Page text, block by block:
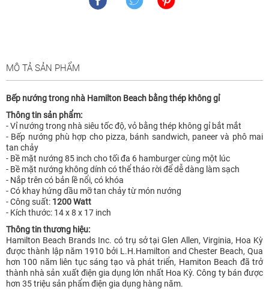
MÔ TẢ SẢN PHẨM
Bếp nướng trong nhà Hamilton Beach bằng thép không gỉ
Thông tin sản phẩm:
- Vỉ nướng trong nhà siêu tốc độ, vỏ bằng thép không gỉ bắt mắt
- Bếp nướng phù hợp cho pizza, bánh sandwich, paneer và phô mai
tan chảy
- Bề mặt nướng 85 inch cho tối đa 6 hamburger cùng một lúc
- Bề mặt nướng không dính có thể tháo rời để dễ dàng làm sạch
- Nắp trên có bản lề nổi, có khóa
- Có khay hứng dầu mỡ tan chảy từ món nướng
- Công suất: 1200 Watt
- Kích thước: 14 x 8 x 17 inch
Thông tin thương hiệu:
Hamilton Beach Brands Inc. có trụ sở tại Glen Allen, Virginia, Hoa Kỳ
được thành lập năm 1910 bởi L.H.Hamilton and Chester Beach, Qua
hơn 100 năm liên tục sáng tạo và phát triển, Hamiton Beach đã trở
thành nhà sản xuất điện gia dụng lớn nhất Hoa Kỳ. Công ty bán được
hơn 35 triệu sản phẩm điện gia dụng hàng năm.